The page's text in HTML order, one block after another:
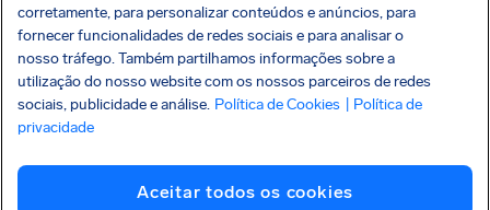
SocialFacebook
SocialTwitter
SocialInstagram
SocialLinkedin
BAIXE GRÁTIS NOSSO APP
Política de Privacidade
Imprint
corretamente, para personalizar conteúdos e anúncios, para
fornecer funcionalidades de redes sociais e para analisar o
nosso tráfego. Também partilhamos informações sobre a
utilização do nosso website com os nossos parceiros de redes
sociais, publicidade e análise. Política de Cookies
| Política de
privacidade
Aceitar todos os cookies